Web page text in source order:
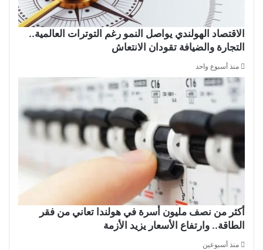
الاقتصاد الهولندي يواصل النمو رغم التوترات العالمية..
التجارة والضيافة تقودان الانتعاش
منذ أسبوع واحد
أكثر من نصف مليون أسرة في هولندا تعاني من فقر
الطاقة.. وارتفاع الأسعار يزيد الأزمة
منذ أسبوعين